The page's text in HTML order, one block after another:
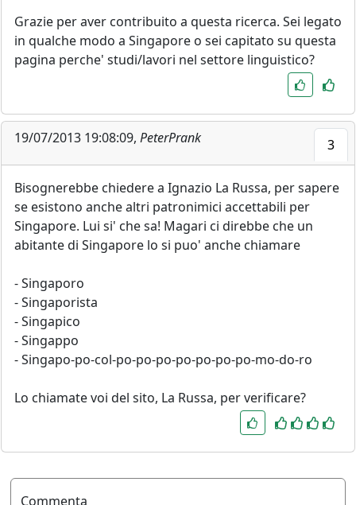
Grazie per aver contribuito a questa ricerca. Sei legato
in qualche modo a Singapore o sei capitato su questa
pagina perche' studi/lavori nel settore linguistico?
19/07/2013 19:08:09, PeterPrank 3
Bisognerebbe chiedere a Ignazio La Russa, per sapere
se esistono anche altri patronimici accettabili per
Singapore. Lui si' che sa! Magari ci direbbe che un
abitante di Singapore lo si puo' anche chiamare
- Singaporo
- Singaporista
- Singapico
- Singappo
- Singapo-po-col-po-po-po-po-po-po-po-mo-do-ro
Lo chiamate voi del sito, La Russa, per verificare?
Commenta